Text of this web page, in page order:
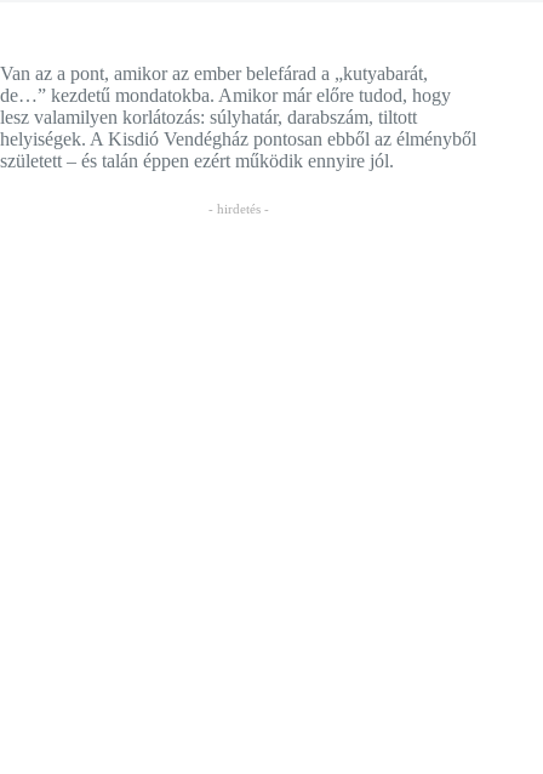
Van az a pont, amikor az ember belefárad a „kutyabarát,
de…” kezdetű mondatokba. Amikor már előre tudod, hogy
lesz valamilyen korlátozás: súlyhatár, darabszám, tiltott
helyiségek. A Kisdió Vendégház pontosan ebből az élményből
született – és talán éppen ezért működik ennyire jól.
- hirdetés -